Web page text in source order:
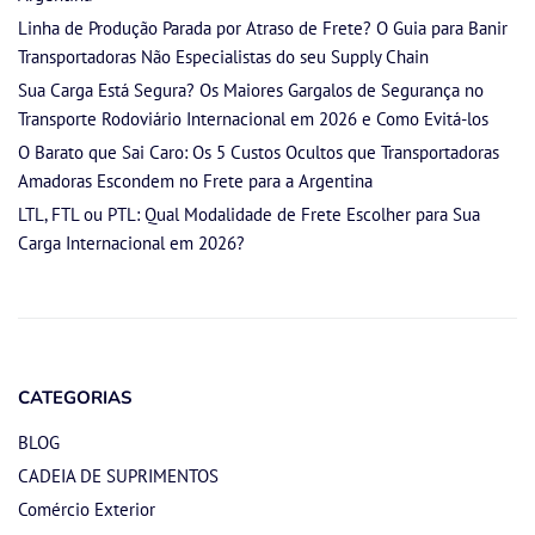
Linha de Produção Parada por Atraso de Frete? O Guia para Banir
Transportadoras Não Especialistas do seu Supply Chain
Sua Carga Está Segura? Os Maiores Gargalos de Segurança no
Transporte Rodoviário Internacional em 2026 e Como Evitá-los
O Barato que Sai Caro: Os 5 Custos Ocultos que Transportadoras
Amadoras Escondem no Frete para a Argentina
LTL, FTL ou PTL: Qual Modalidade de Frete Escolher para Sua
Carga Internacional em 2026?
CATEGORIAS
BLOG
CADEIA DE SUPRIMENTOS
Comércio Exterior